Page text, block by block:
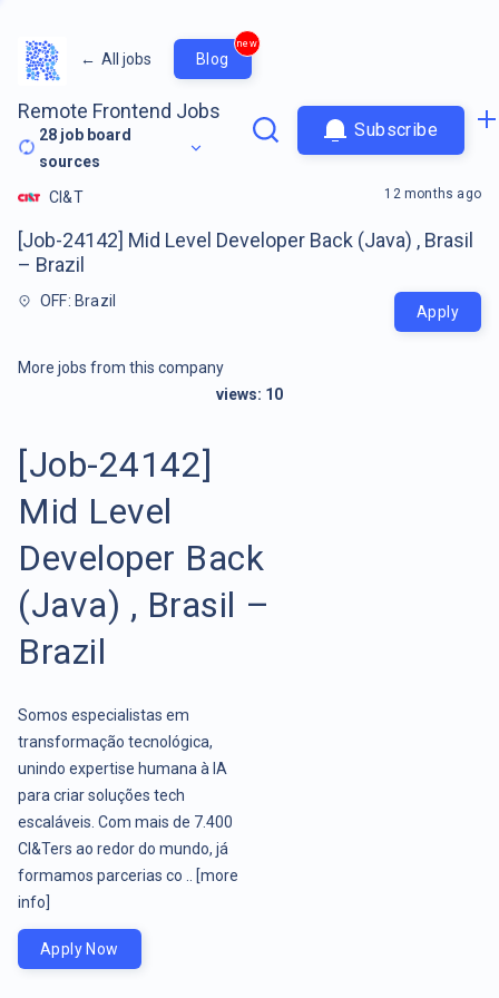
← All jobs Blog
new
Remote Frontend Jobs
28 job board
sources
Subscribe
CI&T
[Job-24142] Mid Level Developer Back (Java) , Brasil
– Brazil
OFF: Brazil
12 months ago
Apply
More jobs from this company
views: 10
[Job-24142]
Mid Level
Developer Back
(Java) , Brasil –
Brazil
Somos especialistas em
transformação tecnológica,
unindo expertise humana à IA
para criar soluções tech
escaláveis. Com mais de 7.400
CI&Ters ao redor do mundo, já
formamos parcerias co ..
[more
info]
Apply Now